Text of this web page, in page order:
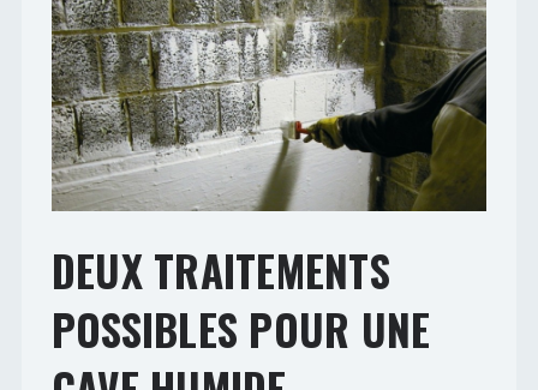
DEUX TRAITEMENTS
POSSIBLES POUR UNE